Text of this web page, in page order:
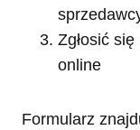
Zgłosić
online
Formularz